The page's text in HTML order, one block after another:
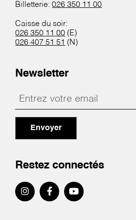
Billetterie:026 350 11 00
Caisse du soir:
026 350 11 00 (E)
026 407 51 51 (N)
Newsletter
Envoyer
Restez connectés